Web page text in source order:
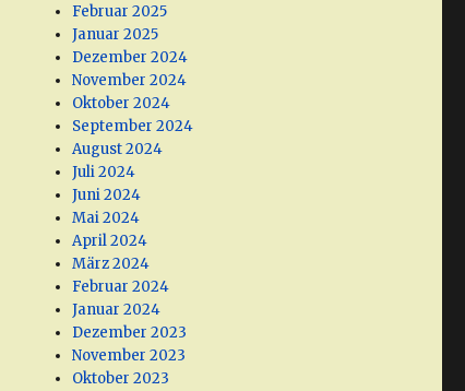
Februar 2025
Januar 2025
Dezember 2024
November 2024
Oktober 2024
September 2024
August 2024
Juli 2024
Juni 2024
Mai 2024
April 2024
März 2024
Februar 2024
Januar 2024
Dezember 2023
November 2023
Oktober 2023